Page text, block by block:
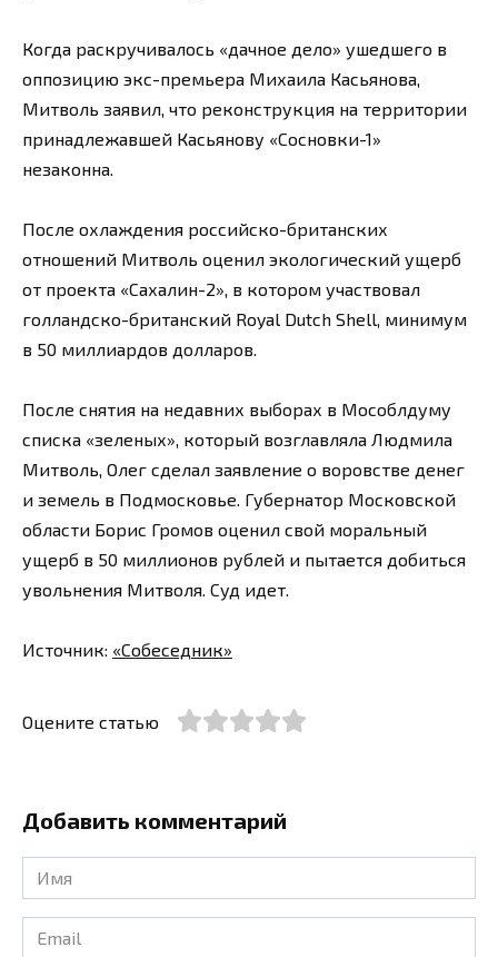
Когда раскручивалось «дачное дело» ушедшего в
оппозицию экс-премьера Михаила Касьянова,
Митволь заявил, что реконструкция на территории
принадлежавшей Касьянову «Сосновки-1»
незаконна.
После охлаждения российско-британских
отношений Митволь оценил экологический ущерб
от проекта «Сахалин-2», в котором участвовал
голландско-британский Royal Dutch Shell, минимум
в 50 миллиардов долларов.
После снятия на недавних выборах в Мособлдуму
списка «зеленых», который возглавляла Людмила
Митволь, Олег сделал заявление о воровстве денег
и земель в Подмосковье. Губернатор Московской
области Борис Громов оценил свой моральный
ущерб в 50 миллионов рублей и пытается добиться
увольнения Митволя. Суд идет.
Источник: «Собеседник»
Оцените статью
Добавить комментарий
Имя
*
Email